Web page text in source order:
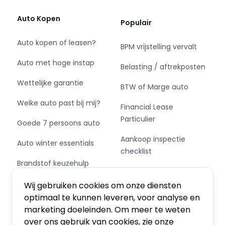
Wij gebruiken cookies om onze diensten
optimaal te kunnen leveren, voor analyse en
marketing doeleinden. Om meer te weten
over ons gebruik van cookies, zie onze
potentieel gevaarlijke situaties op de weg. De
actuele snelheidslimiet, een inhaalverbod en
andere verkeersborden; de
verkeersborddetectie ondersteunt u tijdens
elke rit. Met het Lane-keeping systeem komt u
concentratieverlies van de bestuurder geeft
vermoeidheidsherkenning automatisch een
waarschuwingssignaal. Verder is deze auto
uitgerust met hill hold functie, autonoom
bandenspanningcontrolesysteem.
verkoper voor een afspraak!
Auto Kopen
Auto kopen of leasen?
Auto met hoge instap
Wettelijke garantie
Welke auto past bij mij?
Goede 7 persoons auto
Auto winter essentials
Brandstof keuzehulp
Schakel of automaat?
Populair
BPM vrijstelling vervalt
Belasting / aftrekposten
BTW of Marge auto
Financial Lease
Particulier
Aankoop inspectie
checklist
Private Leasen,
Financieren of Kopen?